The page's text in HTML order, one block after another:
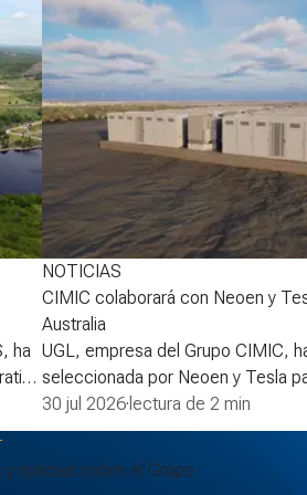
ha
de
NOTICIAS
CIMIC colaborará con Neoen y
Australia
UGL, empresa del Grupo CIMIC,
seleccionada por Neoen y Tesla
la fase 2 de la batería Goyder de
South Australia, ampliando así uno
sistemas de almacenamiento de
baterías (BESS, por sus siglas en
30 jul 2026· lectura de 2 min
noticias sobre el Grupo